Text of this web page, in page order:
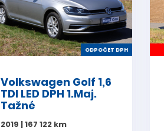
ODPOČET DPH
Volkswagen Golf 1,6
TDI LED DPH 1.Maj.
Tažné
2019 | 167 122 km